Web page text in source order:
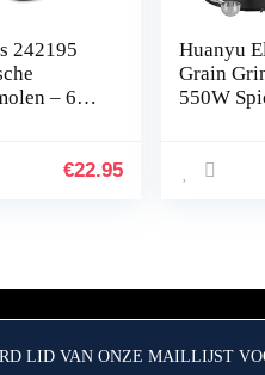
242195
– 60
€22.95
Huanyu
Grain
550W
Portable
LID VAN ONZE MAILLIJST